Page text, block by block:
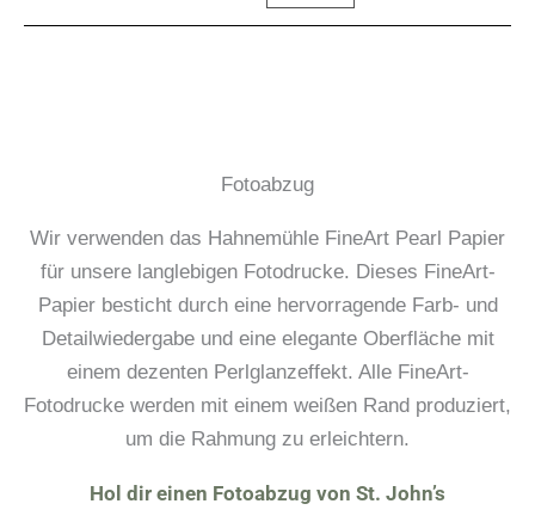
Fotoabzug
Wir verwenden das Hahnemühle FineArt Pearl Papier
für unsere langlebigen Fotodrucke. Dieses FineArt-
Papier besticht durch eine hervorragende Farb- und
Detailwiedergabe und eine elegante Oberfläche mit
einem dezenten Perlglanzeffekt. Alle FineArt-
Fotodrucke werden mit einem weißen Rand produziert,
um die Rahmung zu erleichtern.
Hol dir einen Fotoabzug von St. John’s